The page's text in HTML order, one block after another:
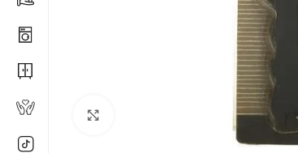
Spustelėkite, kad padidintumėte